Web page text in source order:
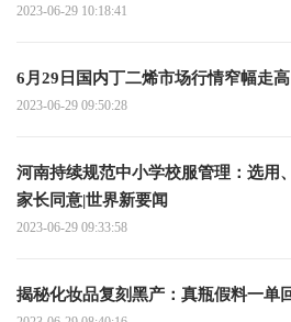
2023-06-29 10:18:41
6月29日国内丁二烯市场行情窄幅走高
2023-06-29 09:50:28
河南持续规范中小学校服管理：选用
家长同意|世界新要闻
2023-06-29 09:33:58
揭秘化妆品复刻黑产：真瓶假料一单